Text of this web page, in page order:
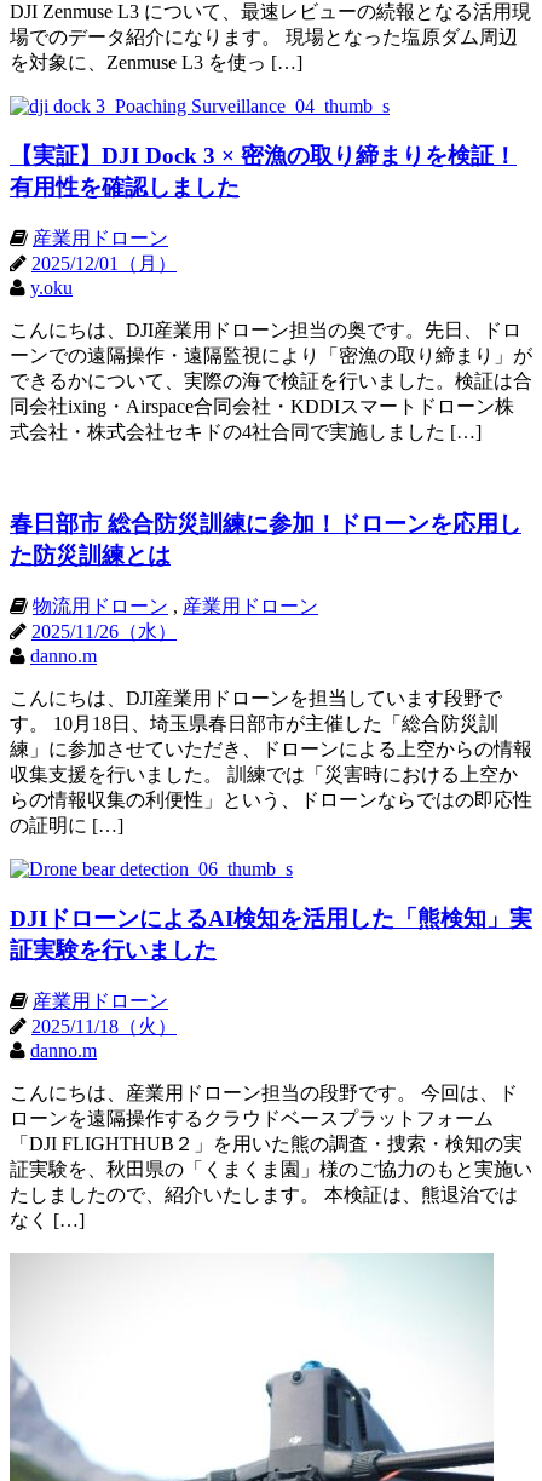
DJI Zenmuse L3 について、最速レビューの続報となる活用現
場でのデータ紹介になります。 現場となった塩原ダム周辺
を対象に、Zenmuse L3 を使っ […]
【実証】DJI Dock 3 × 密漁の取り締まりを検証！
有用性を確認しました
産業用ドローン
2025/12/01（月）
y.oku
こんにちは、DJI産業用ドローン担当の奥です。先日、ドロ
ーンでの遠隔操作・遠隔監視により「密漁の取り締まり」が
できるかについて、実際の海で検証を行いました。検証は合
同会社ixing・Airspace合同会社・KDDIスマートドローン株
式会社・株式会社セキドの4社合同で実施しました […]
春日部市 総合防災訓練に参加！ドローンを応用し
た防災訓練とは
物流用ドローン , 産業用ドローン
2025/11/26（水）
danno.m
こんにちは、DJI産業用ドローンを担当しています段野で
す。 10月18日、埼玉県春日部市が主催した「総合防災訓
練」に参加させていただき、ドローンによる上空からの情報
収集支援を行いました。 訓練では「災害時における上空か
らの情報収集の利便性」という、ドローンならではの即応性
の証明に […]
DJIドローンによるAI検知を活用した「熊検知」実
証実験を行いました
産業用ドローン
2025/11/18（火）
danno.m
こんにちは、産業用ドローン担当の段野です。 今回は、ド
ローンを遠隔操作するクラウドベースプラットフォーム
「DJI FLIGHTHUB２」を用いた熊の調査・捜索・検知の実
証実験を、秋田県の「くまくま園」様のご協力のもと実施い
たしましたので、紹介いたします。 本検証は、熊退治では
なく […]